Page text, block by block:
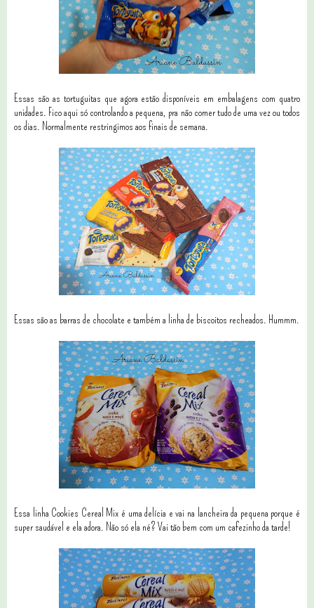
Essas são as tortuguitas que agora estão disponíveis em embalagens com quatro
unidades. Fico aqui só controlando a pequena, pra não comer tudo de uma vez ou todos
os dias. Normalmente restringimos aos finais de semana.
Essas são as barras de chocolate e também a linha de biscoitos recheados. Hummm.
Essa linha Cookies Cereal Mix é uma delícia e vai na lancheira da pequena porque é
super saudável e ela adora. Não só ela né? Vai tão bem com um cafezinho da tarde!